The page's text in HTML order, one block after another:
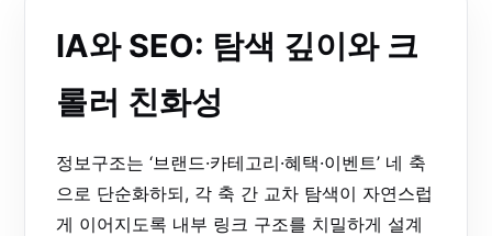
IA와 SEO: 탐색 깊이와 크
롤러 친화성
정보구조는 ‘브랜드·카테고리·혜택·이벤트’ 네 축
으로 단순화하되, 각 축 간 교차 탐색이 자연스럽
게 이어지도록 내부 링크 구조를 치밀하게 설계